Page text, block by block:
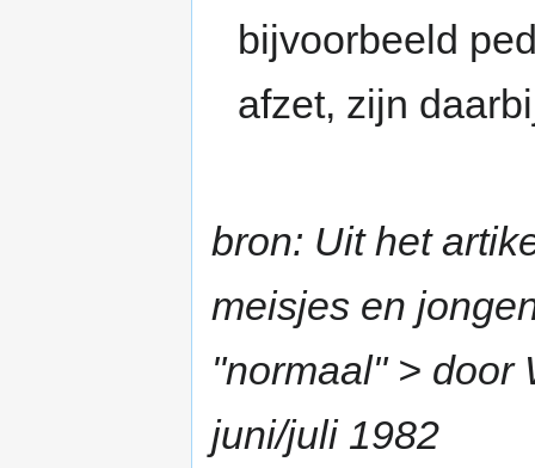
bijvoorbeeld
afzet, zijn
bron: Uit het
meisjes en
"normaal" > door
juni/juli 1982